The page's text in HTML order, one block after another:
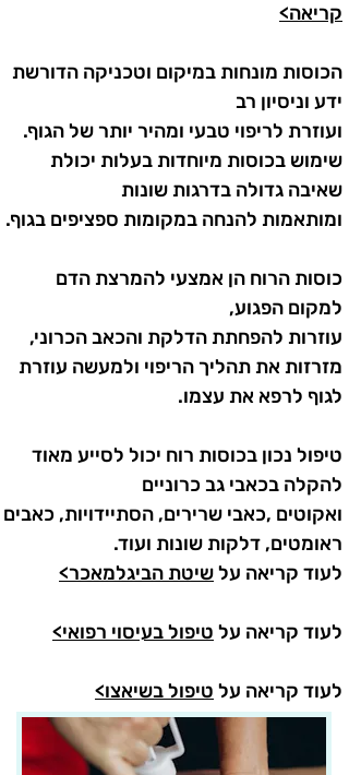
קריאה>
הכוסות מונחות במיקום וטכניקה הדורשת
ידע וניסיון רב
ועוזרת לריפוי טבעי ומהיר יותר של הגוף.
שימוש בכוסות מיוחדותבעלות יכולת
שאיבה גדולה בדרגות שונות
ומותאמות להנחה במקומות ספציפים בגוף.
כוסות הרוח הן אמצעי להמרצת הדם
למקום הפגוע,
עוזרות להפחתת הדלקת והכאב הכרוני,
מזרזות את תהליך הריפוי ולמעשה עוזרת
לגוף לרפא את עצמו.
טיפול נכון בכוסות רוח יכול לסייע מאוד
להקלה בכאבי גב כרוניים
ואקוטים ,כאבי שרירים, הסתיידויות, כאבים
ראומטים, דלקות שונות ועוד.
לעוד קריאה עלשיטת הביגלמאכר>
לעוד קריאה על טיפול בעיסוי רפואי>
לעוד קריאה על טיפול בשיאצו>